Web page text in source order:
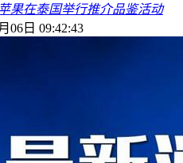
果在泰国举行推介品鉴活动
06日 09:42:43